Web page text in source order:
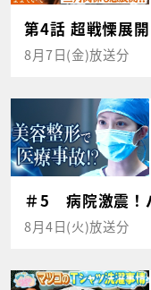
第4話 超戦慄展開
8月7日(金)放送分
＃5 病院激震！
8月4日(火)放送分